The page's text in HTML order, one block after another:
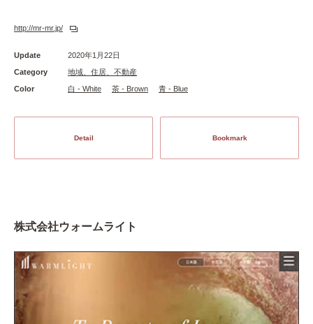
http://mr-mr.jp/
Update
2020年1月22日
Category
地域、住居、不動産
Color
白 - White 茶 - Brown 青 - Blue
Detail Bookmark
株式会社ウォームライト